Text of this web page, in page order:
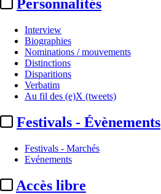
Personnalités
Interview
Biographies
Nominations / mouvements
Distinctions
Disparitions
Verbatim
Au fil des (e)X (tweets)
Festivals - Évènements
Festivals - Marchés
Evénements
Accès libre